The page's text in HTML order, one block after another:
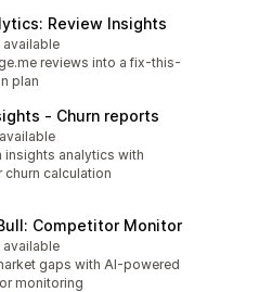
Review Insights
available
reviews into a fix-this-
plan
‑ Churn reports
insights analytics with
churn calculation
Competitor Monitor
available
gaps with AI-powered
monitoring